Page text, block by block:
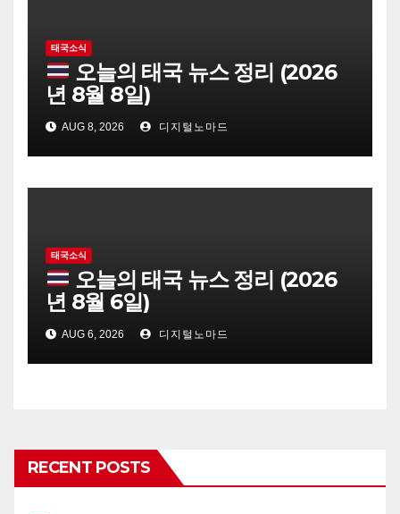
태국소식
오늘의 태국 뉴스 정리 (2026
년 8월 8일)
AUG 8, 2026 디지털노마드
태국소식
오늘의 태국 뉴스 정리 (2026
년 8월 6일)
AUG 6, 2026 디지털노마드
RECENT POSTS